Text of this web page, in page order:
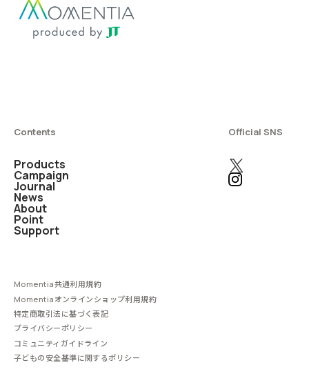
Contents
Products
Campaign
Journal
News
About
Point
Support
Official SNS
Momentia共通利用規約
Momentiaオンラインショップ利用規約
特定商取引法に基づく表記
プライバシーポリシー
コミュニティガイドライン
子どもの安全基準に関するポリシー